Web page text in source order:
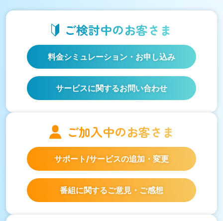
ご検討中のお客さま
料金シミュレーション ・お申し込み
サービスに関するお問い合わせ
ご加入中のお客さま
サポート/サービスの追加・変更
番組に関するご意見・ご感想